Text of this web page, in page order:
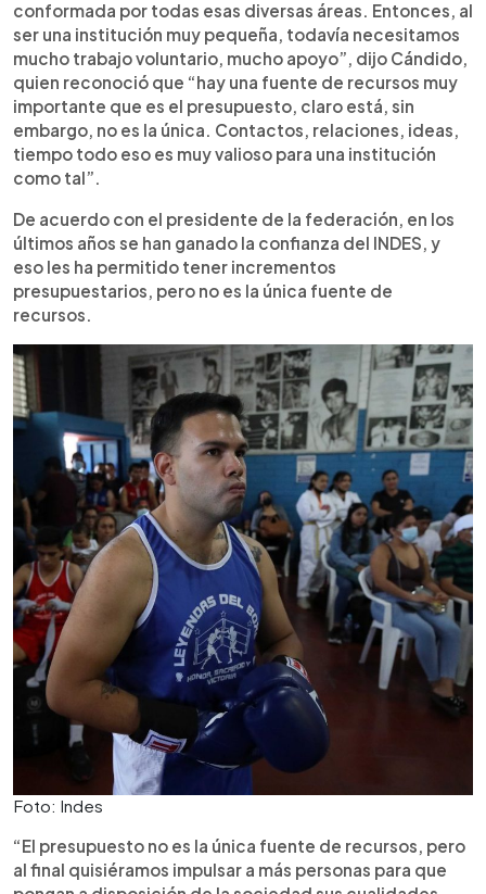
conformada por todas esas diversas áreas. Entonces, al
ser una institución muy pequeña, todavía necesitamos
mucho trabajo voluntario, mucho apoyo”, dijo Cándido,
quien reconoció que “hay una fuente de recursos muy
importante que es el presupuesto, claro está, sin
embargo, no es la única. Contactos, relaciones, ideas,
tiempo todo eso es muy valioso para una institución
como tal”.
De acuerdo con el presidente de la federación, en los
últimos años se han ganado la confianza del INDES, y
eso les ha permitido tener incrementos
presupuestarios, pero no es la única fuente de
recursos.
Foto: Indes
“El presupuesto no es la única fuente de recursos, pero
al final quisiéramos impulsar a más personas para que